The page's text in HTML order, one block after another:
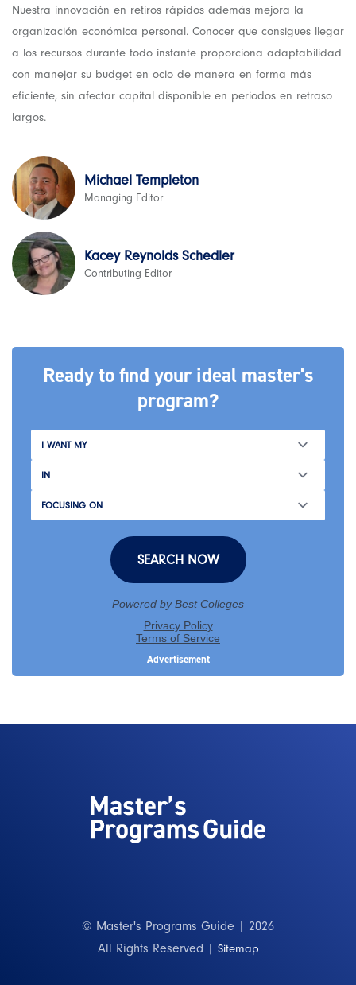
Nuestra innovación en retiros rápidos además mejora la
organización económica personal. Conocer que consigues llegar
a los recursos durante todo instante proporciona adaptabilidad
con manejar su budget en ocio de manera en forma más
eficiente, sin afectar capital disponible en periodos en retraso
largos.
Michael Templeton
Managing Editor
Kacey Reynolds Schedler
Contributing Editor
Ready to find your ideal master's
program?
© Master's Programs Guide | 2026
All Rights Reserved | Sitemap